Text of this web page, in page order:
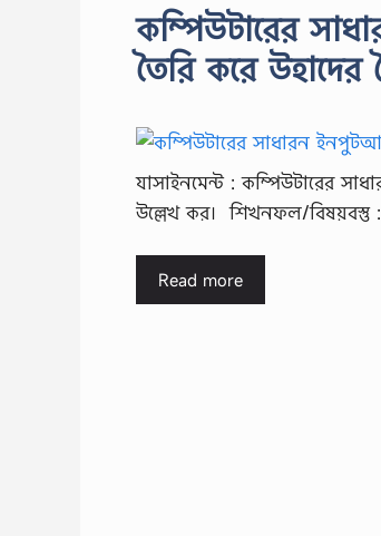
কম্পিউটারের
তৈরি করে উহাদের
যাসাইনমেন্ট : কম্পিউটারের
উল্লেখ কর। শিখনফল/
Read more